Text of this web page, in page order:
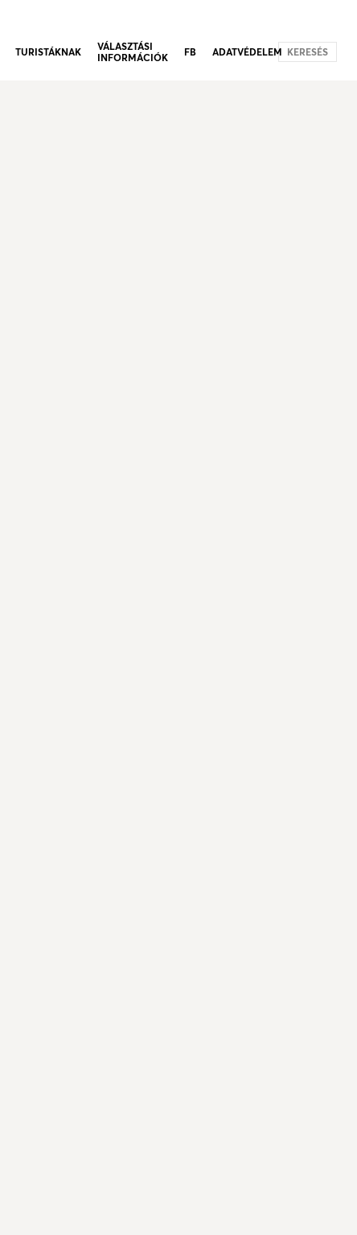
TURISTÁKNAK
VÁLASZTÁSI
INFORMÁCIÓK
FB ADATVÉDELEM KERESÉS